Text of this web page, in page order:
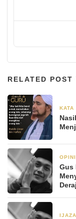
RELATED
KATA
OPINI
Gus